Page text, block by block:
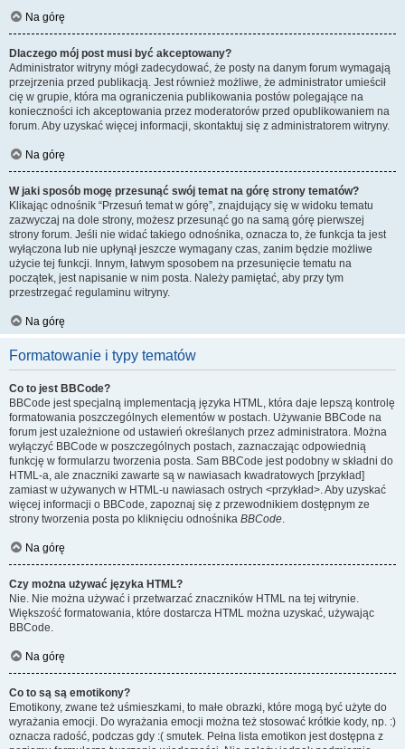
Na górę
Dlaczego mój post musi być akceptowany?
Administrator witryny mógł zadecydować, że posty na danym forum wymagają
przejrzenia przed publikacją. Jest również możliwe, że administrator umieścił
cię w grupie, która ma ograniczenia publikowania postów polegające na
konieczności ich akceptowania przez moderatorów przed opublikowaniem na
forum. Aby uzyskać więcej informacji, skontaktuj się z administratorem witryny.
Na górę
W jaki sposób mogę przesunąć swój temat na górę strony tematów?
Klikając odnośnik “Przesuń temat w górę”, znajdujący się w widoku tematu
zazwyczaj na dole strony, możesz przesunąć go na samą górę pierwszej
strony forum. Jeśli nie widać takiego odnośnika, oznacza to, że funkcja ta jest
wyłączona lub nie upłynął jeszcze wymagany czas, zanim będzie możliwe
użycie tej funkcji. Innym, łatwym sposobem na przesunięcie tematu na
początek, jest napisanie w nim posta. Należy pamiętać, aby przy tym
przestrzegać regulaminu witryny.
Na górę
Formatowanie i typy tematów
Co to jest BBCode?
BBCode jest specjalną implementacją języka HTML, która daje lepszą kontrolę
formatowania poszczególnych elementów w postach. Używanie BBCode na
forum jest uzależnione od ustawień określanych przez administratora. Można
wyłączyć BBCode w poszczególnych postach, zaznaczając odpowiednią
funkcję w formularzu tworzenia posta. Sam BBCode jest podobny w składni do
HTML-a, ale znaczniki zawarte są w nawiasach kwadratowych [przykład]
zamiast w używanych w HTML-u nawiasach ostrych <przykład>. Aby uzyskać
więcej informacji o BBCode, zapoznaj się z przewodnikiem dostępnym ze
strony tworzenia posta po kliknięciu odnośnika BBCode.
Na górę
Czy można używać języka HTML?
Nie. Nie można używać i przetwarzać znaczników HTML na tej witrynie.
Większość formatowania, które dostarcza HTML można uzyskać, używając
BBCode.
Na górę
Co to są są emotikony?
Emotikony, zwane też uśmieszkami, to małe obrazki, które mogą być użyte do
wyrażania emocji. Do wyrażania emocji można też stosować krótkie kody, np. :)
oznacza radość, podczas gdy :( smutek. Pełna lista emotikon jest dostępna z